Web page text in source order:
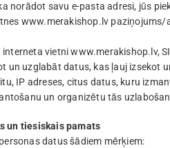
norādot savu e-pasta adresi, jūs
www.merakishop.lv
vietni www.merakishop.lv,
un uzglabāt datus, kas ļauj izsekot
IP adreses, citus datus, kuru
un organizētu tās
un tiesiskais pamats
datus šādiem mērķiem: